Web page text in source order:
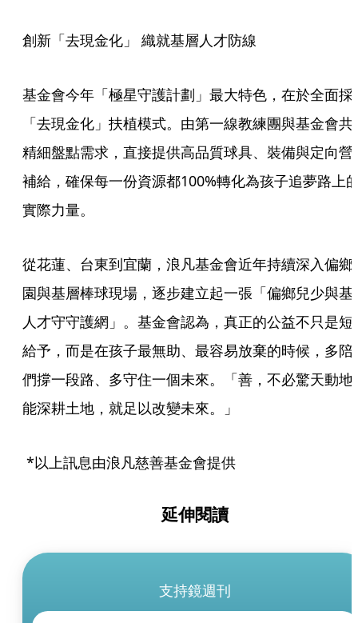
創新「去現金化」 織就基層人才防線
基金會今年「極星守護計劃」最大特色，在於全面採
「去現金化」扶植模式。由第一線教練團與基金會共
精細盤點需求，直接提供高品質球具、裝備與定向營
補給，確保每一份資源都100%轉化為孩子追夢路上
實際力量。
從花蓮、台東到宜蘭，浪凡基金會近年持續深入偏鄉
園與基層棒球現場，逐步建立起一張「偏鄉兒少與基
人才守守護網」。基金會認為，真正的公益不只是短
給予，而是在孩子最無助、最容易放棄的時候，多陪
們撐一段路、多守住一個未來。「善，不必驚天動地
能深耕土地，就足以改變未來。」
*以上訊息由浪凡慈善基金會提供
延伸閱讀
支持鏡週刊